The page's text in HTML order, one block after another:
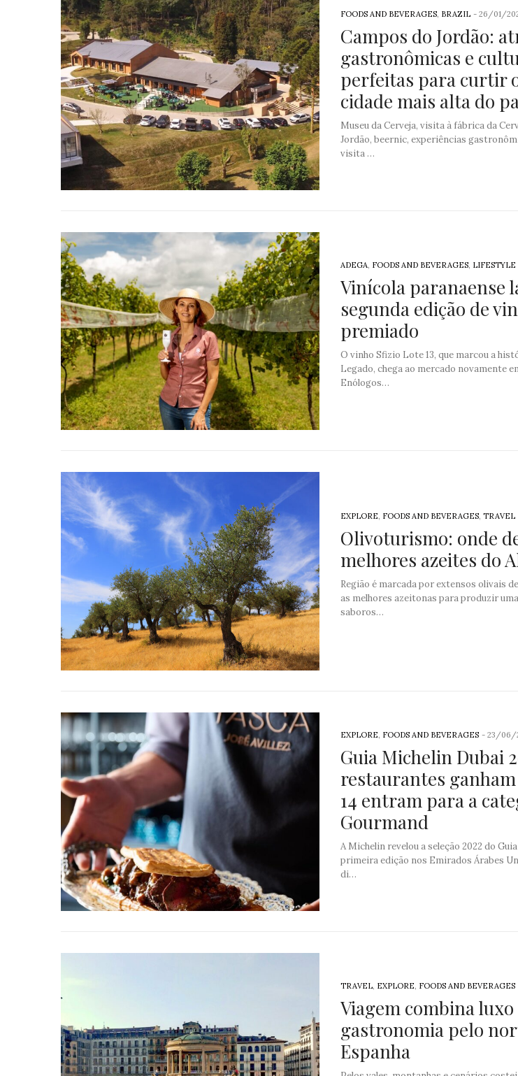
FOODS AND BEVERAGES, BRAZIL - 26/01/
Campos do Jordão:
gastronômicas e
perfeitas para curtir
cidade mais alta do
Museu da Cerveja, visita à fábrica da
Jordão, beernic, experiências
visita …
ADEGA, FOODS AND BEVERAGES, LIFESTYLE
Vinícola paranaense
segunda edição de
premiado
O vinho Sfizio Lote 13, que marcou a
Legado, chega ao mercado novamente
Enólogos…
EXPLORE, FOODS AND BEVERAGES, TRAVEL
Olivoturismo: onde
melhores azeites do
Região é marcada por extensos olivais
as melhores azeitonas para produzir
saboros…
EXPLORE, FOODS AND BEVERAGES - 23/06/
Guia Michelin Dubai
restaurantes
14 entram para a
Gourmand
A Michelin revelou a seleção 2022 do
primeira edição nos Emirados Árabes
di…
TRAVEL, EXPLORE, FOODS AND BEVERAGES
Viagem combina
gastronomia pelo
Espanha